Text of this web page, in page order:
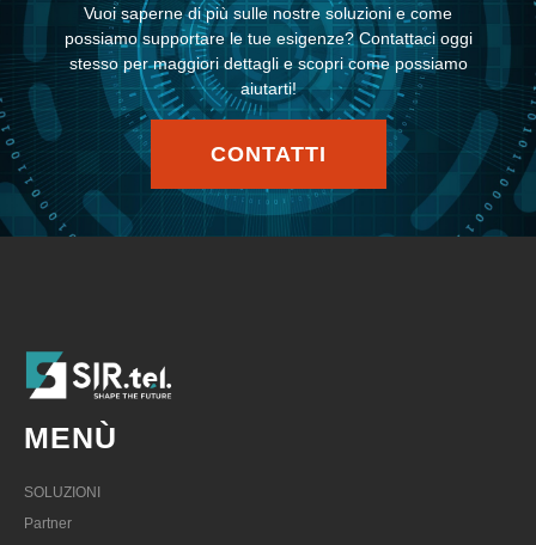
Vuoi saperne di più sulle nostre soluzioni e come
possiamo supportare le tue esigenze? Contattaci oggi
stesso per maggiori dettagli e scopri come possiamo
aiutarti!
CONTATTI
MENÙ
SOLUZIONI
Partner